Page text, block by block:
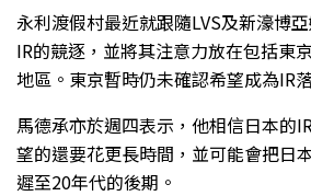
永利渡假村最近就跟隨LVS及新濠博
IR的競逐，並將其注意力放在包括東
地區。東京暫時仍未確認希望成為IR
馬德承亦於週四表示，他相信日本的
望的還要花更長時間，並可能會把日
遲至20年代的後期。